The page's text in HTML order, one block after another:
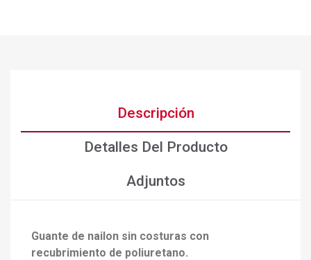
Descripción
Detalles Del Producto
Adjuntos
Guante de nailon sin costuras con
recubrimiento de poliuretano.